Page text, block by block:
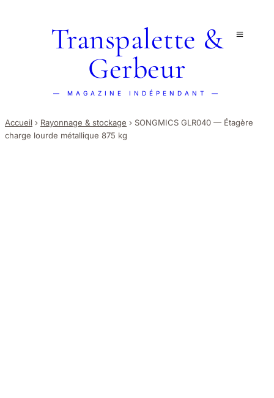
Transpalette &
Gerbeur
— MAGAZINE INDÉPENDANT —
Accueil › Rayonnage & stockage › SONGMICS GLR040 — Étagère
charge lourde métallique 875 kg